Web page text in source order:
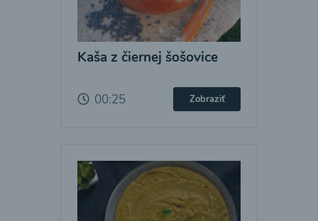
Kaša z čiernej šošovice
00:25 Zobraziť